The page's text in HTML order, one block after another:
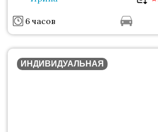
6 часов
ИНДИВИДУАЛЬНАЯ